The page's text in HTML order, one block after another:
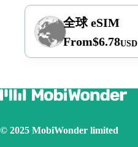
全球 eSIM
From$6.78USD
© 2025 MobiWonder limited